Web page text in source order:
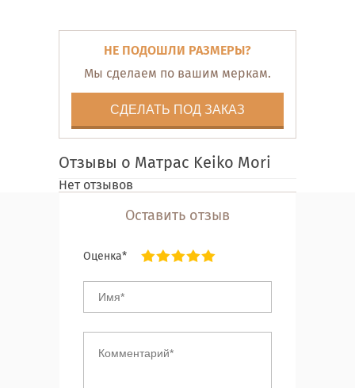
НЕ ПОДОШЛИ РАЗМЕРЫ?
Мы сделаем по вашим меркам.
СДЕЛАТЬ ПОД ЗАКАЗ
Отзывы о Матрас Keiko Mori
Нет отзывов
Оставить отзыв
Оценка*